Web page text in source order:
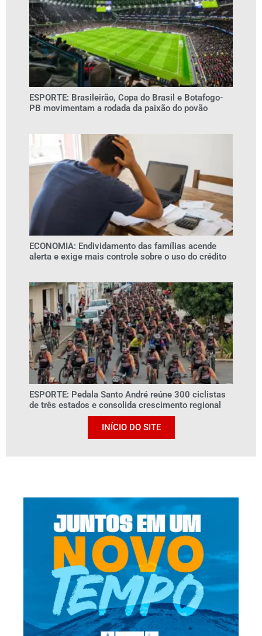
ESPORTE: Brasileirão, Copa do Brasil e Botafogo-
PB movimentam a rodada da paixão do povão
ECONOMIA: Endividamento das famílias acende
alerta e exige mais controle sobre o uso do crédito
ESPORTE: Pedala Santo André reúne 300 ciclistas
de três estados e consolida crescimento regional
INÍCIO DO SITE